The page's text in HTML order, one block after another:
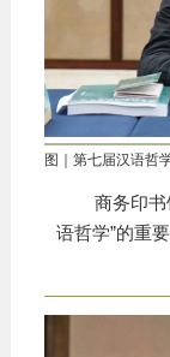
图｜第七届汉语哲
商务印
语哲学”的重